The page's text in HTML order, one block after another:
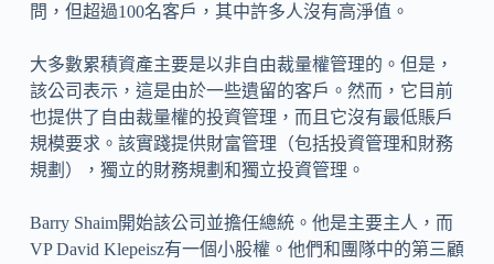
問，但超過100名客戶，其中許多人沒有高淨值。
大多數累積資產主要是以非自由裁量權管理的。但是，
該公司表示，這是由於一些遺留的客戶。然而，它目前
也提供了自由裁量權的投資管理，而且它沒有最低賬戶
規模要求。該實踐提供財富管理（包括投資管理和財務
規劃），獨立的財務規劃和獨立投資管理。
Barry Shaim開始該公司並擔任總統。他是主要主人，而
VP David Klepeisz有一個小股權。他們和團隊中的第三顧